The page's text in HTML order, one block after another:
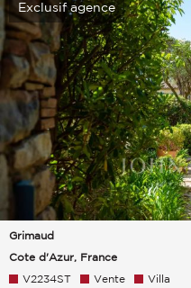
Exclusif agence
Grimaud
Cote d'Azur, France
V2234ST Vente Villa